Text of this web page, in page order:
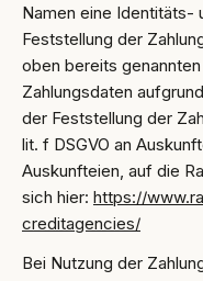
Namen eine Identitäts-
Feststellung der
oben bereits
Zahlungsdaten
der Feststellung der
lit. f DSGVO an
Auskunfteien, auf die
sich hier: https://
creditagencies/
Bei Nutzung der